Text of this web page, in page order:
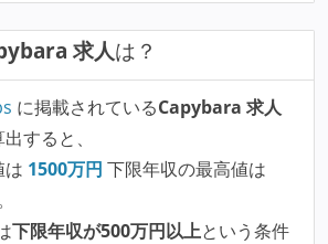
求人は？
に掲載されているCapybara 求人
すると、
は 1500万円 下限年収の最高値は
下限年収が500万円以上という条件